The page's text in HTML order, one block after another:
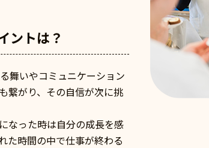
ントは？
舞いやコミュニケーション
繋がり、その自信が次に挑
なった時は自分の成長を感
た時間の中で仕事が終わる